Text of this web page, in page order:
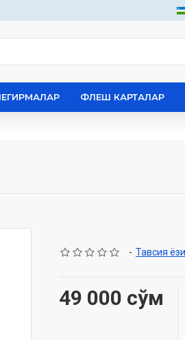
ФЛЕШ КАРТАЛАР
- Тавсия
49 000 сўм